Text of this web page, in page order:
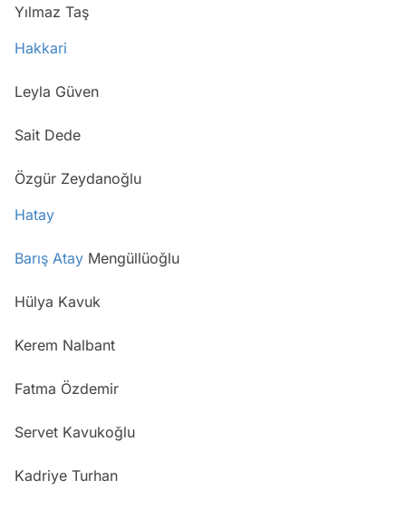
Yılmaz Taş
Hakkari
Leyla Güven
Sait Dede
Özgür Zeydanoğlu
Hatay
Barış Atay Mengüllüoğlu
Hülya Kavuk
Kerem Nalbant
Fatma Özdemir
Servet Kavukoğlu
Kadriye Turhan